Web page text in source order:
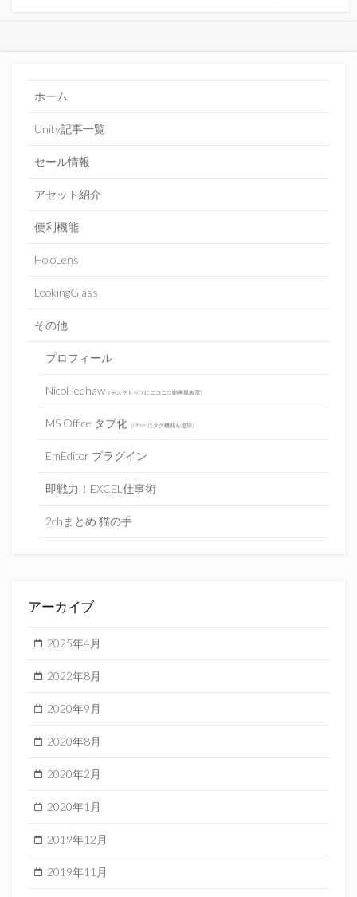
ホーム
Unity記事一覧
セール情報
アセット紹介
便利機能
HoloLens
LookingGlass
その他
プロフィール
NicoHeehaw（デスクトップにニコニコ動画風表示）
MS Office タブ化（Office にタグ機能を追加）
EmEditor プラグイン
即戦力！EXCEL仕事術
2chまとめ 猫の手
アーカイブ
2025年4月
2022年8月
2020年9月
2020年8月
2020年2月
2020年1月
2019年12月
2019年11月